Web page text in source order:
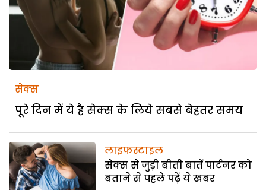
सेक्स
पूरे दिन में ये है सेक्स के लिये सबसे बेहतर समय
लाइफस्टाइल
सेक्स से जुड़ी बीती बातें पार्टनर को
बताने से पहले पढ़ें ये खबर